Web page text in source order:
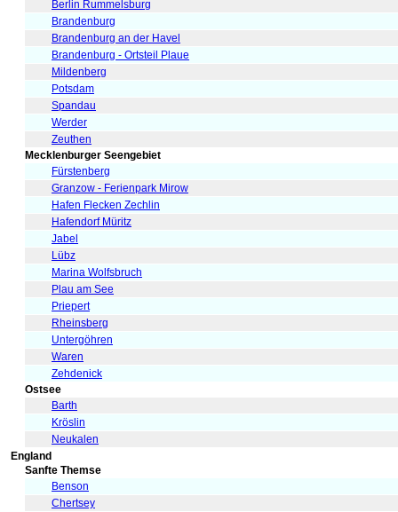
Berlin Rummelsburg
Brandenburg
Brandenburg an der Havel
Brandenburg - Ortsteil Plaue
Mildenberg
Potsdam
Spandau
Werder
Zeuthen
Mecklenburger Seengebiet
Fürstenberg
Granzow - Ferienpark Mirow
Hafen Flecken Zechlin
Hafendorf Müritz
Jabel
Lübz
Marina Wolfsbruch
Plau am See
Priepert
Rheinsberg
Untergöhren
Waren
Zehdenick
Ostsee
Barth
Kröslin
Neukalen
England
Sanfte Themse
Benson
Chertsey